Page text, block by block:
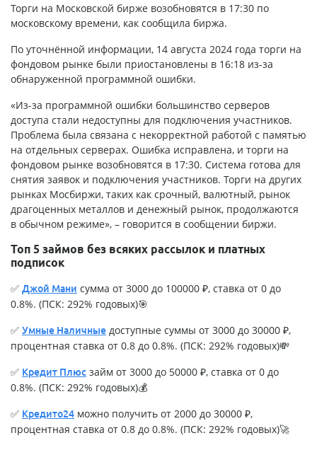
Торги на Московской бирже возобновятся в 17:30 по
московскому времени, как сообщила биржа.
По уточнённой информации, 14 августа 2024 года торги на
фондовом рынке были приостановлены в 16:18 из-за
обнаруженной программной ошибки.
«Из-за программной ошибки большинство серверов
доступа стали недоступны для подключения участников.
Проблема была связана с некорректной работой с памятью
на отдельных серверах. Ошибка исправлена, и торги на
фондовом рынке возобновятся в 17:30. Система готова для
снятия заявок и подключения участников. Торги на других
рынках Мосбиржи, таких как срочный, валютный, рынок
драгоценных металлов и денежный рынок, продолжаются
в обычном режиме», – говорится в сообщении биржи.
Топ 5 займов без всяких рассылок и платных
подписок
✅ Джой Мани сумма от 3000 до 100000 ₽, ставка от 0 до
0.8%. (ПСК: 292% годовых)🎯
✅ Умные Наличные доступные суммы от 3000 до 30000 ₽,
процентная ставка от 0.8 до 0.8%. (ПСК: 292% годовых)💸
✅ Кредит Плюс займ от 3000 до 50000 ₽, ставка от 0 до
0.8%. (ПСК: 292% годовых)💰
✅ Кредито24 можно получить от 2000 до 30000 ₽,
процентная ставка от 0.8 до 0.8%. (ПСК: 292% годовых)🚀